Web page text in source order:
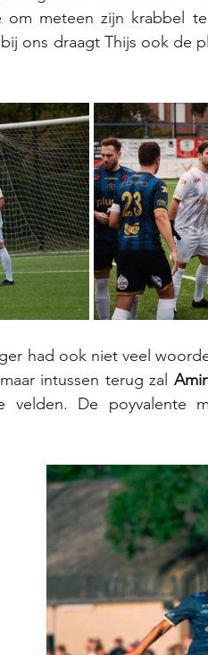
om meteen zijn krabbel
ons draagt Thijs ook de
had ook niet veel
intussen terug zal
velden. De poyvalente